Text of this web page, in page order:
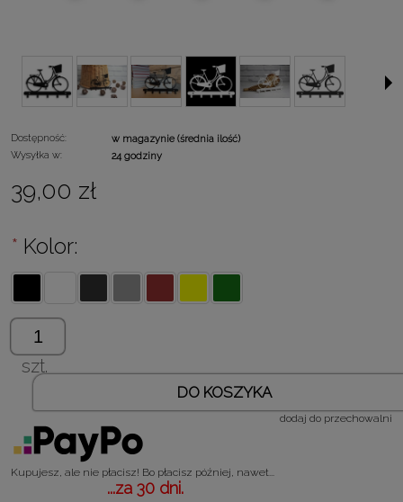
Dostępność:
w magazynie (średnia ilość)
Wysyłka w:
24 godziny
39,00 zł
* Kolor:
szt.
DO KOSZYKA
dodaj do przechowalni
Kupujesz, ale nie płacisz! Bo płacisz później, nawet...
...za 30 dni.